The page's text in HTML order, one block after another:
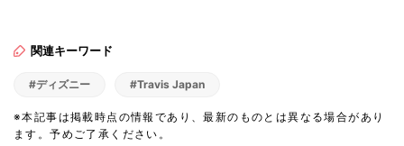
関連キーワード
#ディズニー #Travis Japan
※本記事は掲載時点の情報であり、最新のものとは異なる場合があり
ます。予めご了承ください。